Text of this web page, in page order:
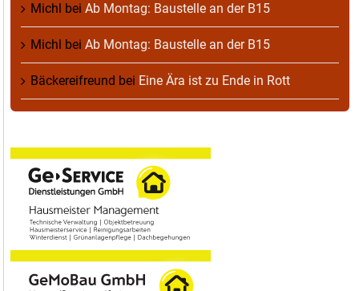
Michl bei Ab Montag: Baustelle an der B15
Michl bei Ab Montag: Baustelle an der B15
Bäckereifreund bei Eine Ära ist zu Ende in Rott